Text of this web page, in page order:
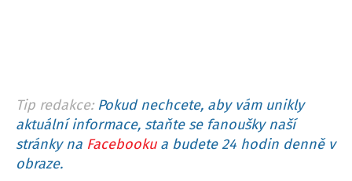
Tip redakce: Pokud nechcete, aby vám unikly
aktuální informace, staňte se fanoušky naší
stránky na Facebookua budete 24 hodin denně v
obraze.